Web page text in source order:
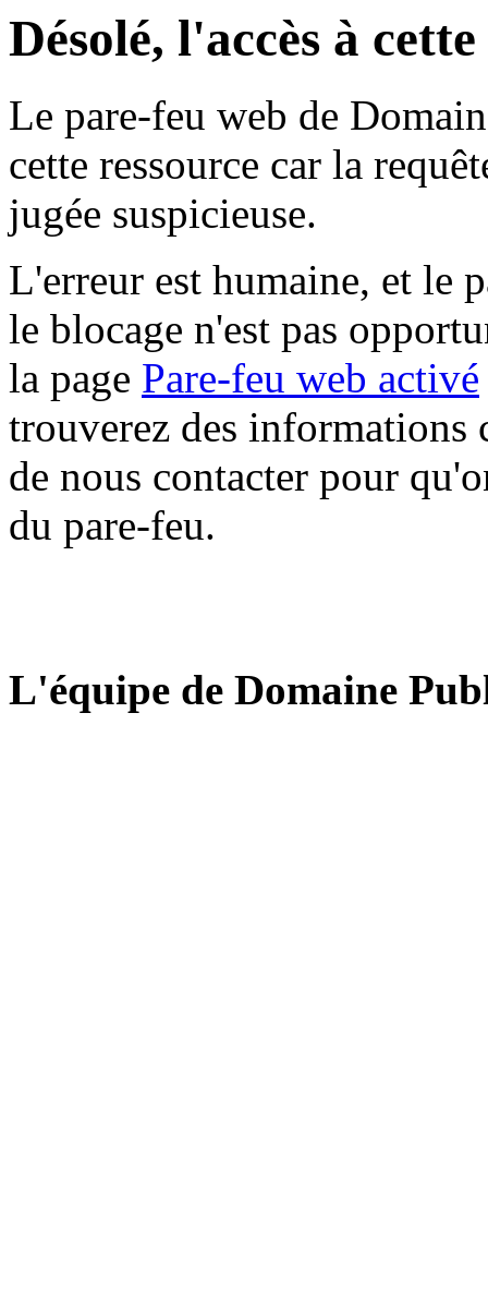
Désolé, l'accès à
Le pare-feu web de
cette ressource car la
jugée suspicieuse.
L'erreur est humaine, et le
le blocage n'est pas
la page Pare-feu web activé
trouverez des informations
de nous contacter pour
du pare-feu.
L'équipe de Domaine